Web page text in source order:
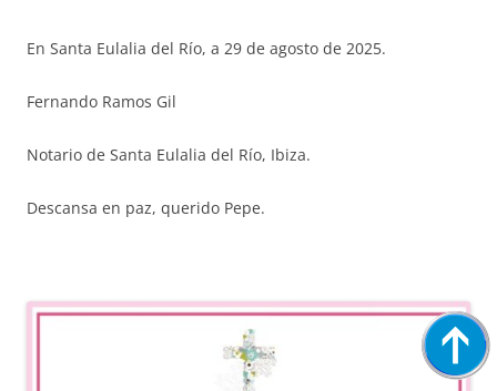
En Santa Eulalia del Río, a 29 de agosto de 2025.
Fernando Ramos Gil
Notario de Santa Eulalia del Río, Ibiza.
Descansa en paz, querido Pepe.